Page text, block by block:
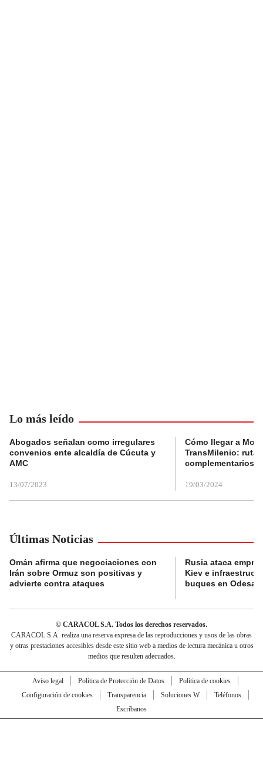
Lo más leído
Abogados señalan como irregulares
convenios ente alcaldía de Cúcuta y
AMC
13/07/2023
Cómo llegar a
TransMilenio:
complementarios
19/03/2024
Últimas Noticias
Omán afirma que negociaciones con
Irán sobre Ormuz son positivas y
advierte contra ataques
Rusia ataca
Kiev e
buques en Odesa
© CARACOL S.A. Todos los derechos reservados.
CARACOL S.A. realiza una reserva expresa de las reproducciones y usos de las obras
y otras prestaciones accesibles desde este sitio web a medios de lectura mecánica u otros
medios que resulten adecuados.
Aviso legal Política de Protección de Datos
Política de cookies
Configuración de cookies
Transparencia Soluciones W
Teléfonos
Escríbanos